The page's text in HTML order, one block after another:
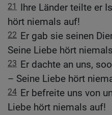
21
Ihre Länder teilte er
hört niemals auf!
22 Er gab sie seinen
Seine Liebe hört
23 Er dachte an uns,
– Seine Liebe hört
24 Er befreite uns von
Liebe hört niemals auf!